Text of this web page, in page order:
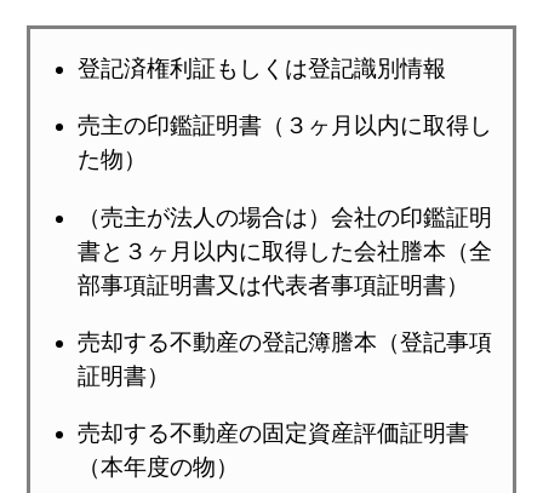
登記済権利証もしくは登記識別情報
売主の印鑑証明書（３ヶ月以内に取得し
た物）
（売主が法人の場合は）会社の印鑑証明
書と３ヶ月以内に取得した会社謄本（全
部事項証明書又は代表者事項証明書）
売却する不動産の登記簿謄本（登記事項
証明書）
売却する不動産の固定資産評価証明書
（本年度の物）